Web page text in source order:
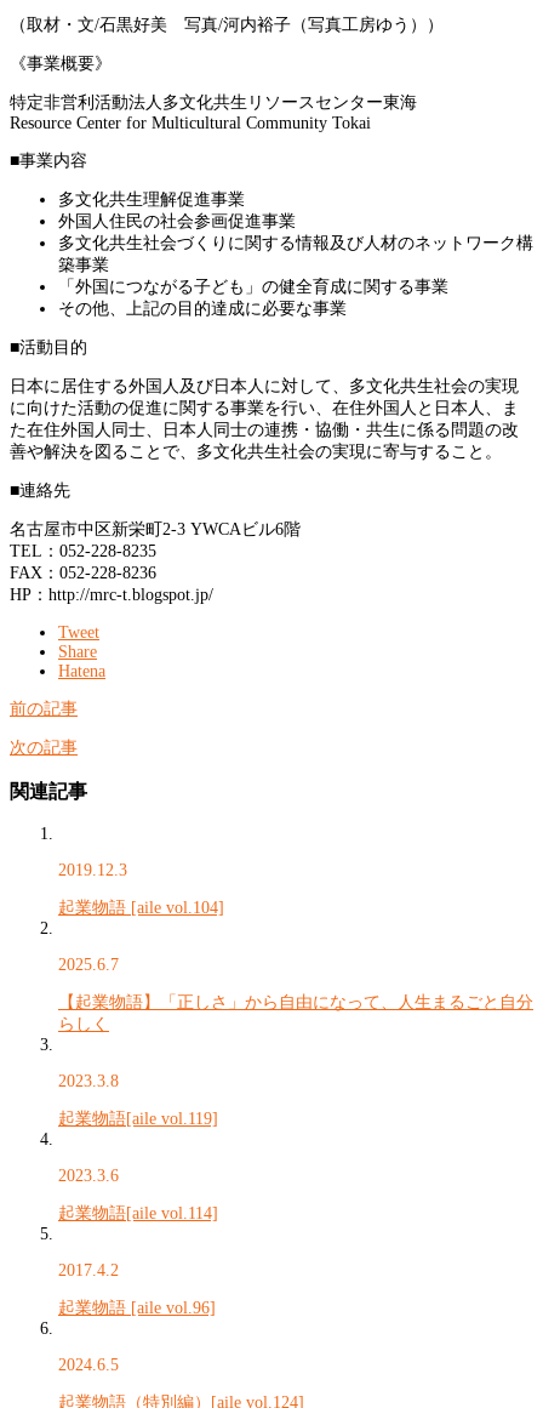
（取材・文/石黒好美 写真/河内裕子（写真工房ゆう））
《事業概要》
特定非営利活動法人多文化共生リソースセンター東海
Resource Center for Multicultural Community Tokai
■事業内容
多文化共生理解促進事業
外国人住民の社会参画促進事業
多文化共生社会づくりに関する情報及び人材のネットワーク構
築事業
「外国につながる子ども」の健全育成に関する事業
その他、上記の目的達成に必要な事業
■活動目的
日本に居住する外国人及び日本人に対して、多文化共生社会の実現
に向けた活動の促進に関する事業を行い、在住外国人と日本人、ま
た在住外国人同士、日本人同士の連携・協働・共生に係る問題の改
善や解決を図ることで、多文化共生社会の実現に寄与すること。
■連絡先
名古屋市中区新栄町2-3 YWCAビル6階
TEL：052-228-8235
FAX：052-228-8236
HP：http://mrc-t.blogspot.jp/
Tweet
Share
Hatena
前の記事
次の記事
関連記事
2019.12.3
起業物語 [aile vol.104]
2025.6.7
【起業物語】「正しさ」から自由になって、人生まるごと自分
らしく
2023.3.8
起業物語[aile vol.119]
2023.3.6
起業物語[aile vol.114]
2017.4.2
起業物語 [aile vol.96]
2024.6.5
起業物語（特別編）[aile vol.124]